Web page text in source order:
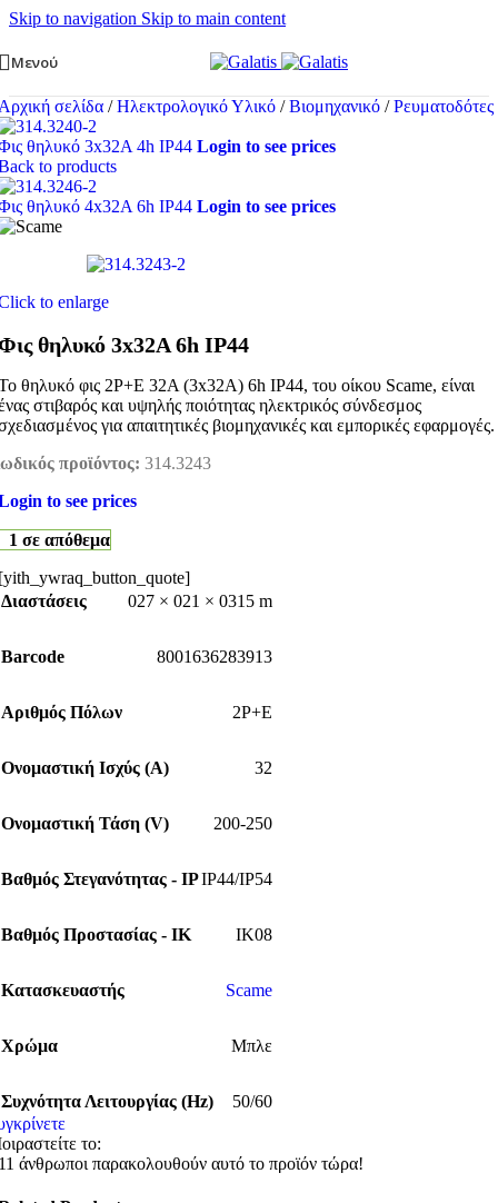
Skip to navigation Skip to main content
Μενού
σελίδα / Ηλεκτρολογικό Υλικό / Βιομηχανικό / Ρευματοδότες
θηλυκό 3x32A 4h IP44 Login to see prices
to products
θηλυκό 4x32A 6h IP44 Login to see prices
to enlarge
θηλυκό 3x32A 6h IP44
θηλυκό φις 2P+E 32A (3x32A) 6h IP44, του οίκου Scame, είναι
στιβαρός και υψηλής ποιότητας ηλεκτρικός σύνδεσμος
για απαιτητικές βιομηχανικές και εμπορικές εφαρμογές.
προϊόντος: 314.3243
to see prices
1 σε απόθεμα
Διαστάσεις
027 × 021 × 0315 m
Barcode 8001636283913
Αριθμός Πόλων 2P+E
Ονομαστική Ισχύς (Α) 32
Ονομαστική Τάση (V) 200-250
Βαθμός Στεγανότητας - IPIP44/IP54
Βαθμός Προστασίας - IK IK08
Κατασκευαστής Scame
Χρώμα Μπλε
Συχνότητα Λειτουργίας (Hz)
50/60
το:
άνθρωποι παρακολουθούν αυτό το προϊόν τώρα!